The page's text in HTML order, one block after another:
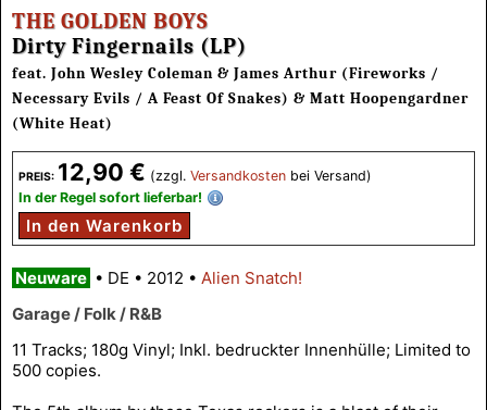
PREIS: 12,90 € (zzgl. Versandkosten bei Versand)
In der Regel sofort lieferbar!
In den Warenkorb
THE GOLDEN BOYS
Dirty Fingernails (LP)
feat. John Wesley Coleman & James Arthur (Fireworks /
Necessary Evils / A Feast Of Snakes) & Matt Hoopengardner
(White Heat)
Neuware • DE • 2012 • Alien Snatch!
Garage / Folk / R&B
11 Tracks; 180g Vinyl; Inkl. bedruckter Innenhülle; Limited to
500 copies.